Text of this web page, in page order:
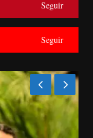
Seguir
Seguir